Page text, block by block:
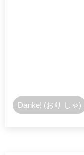
Danke! (おり しゃ)